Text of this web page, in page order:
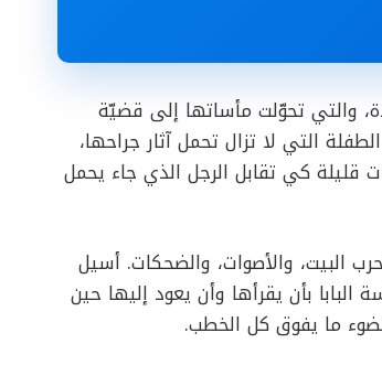
والتي تحوّلت مأساتها إلى قضيّة
التي لا تزال تحمل آثار جراحها،
قليلة كي تقابل الرجل الذي جاء يحمل
البيت، والأصوات، والضحكات. أسيل
بأن يقرأها وأن يعود إليها حين
ما يفوق كل الخطب.